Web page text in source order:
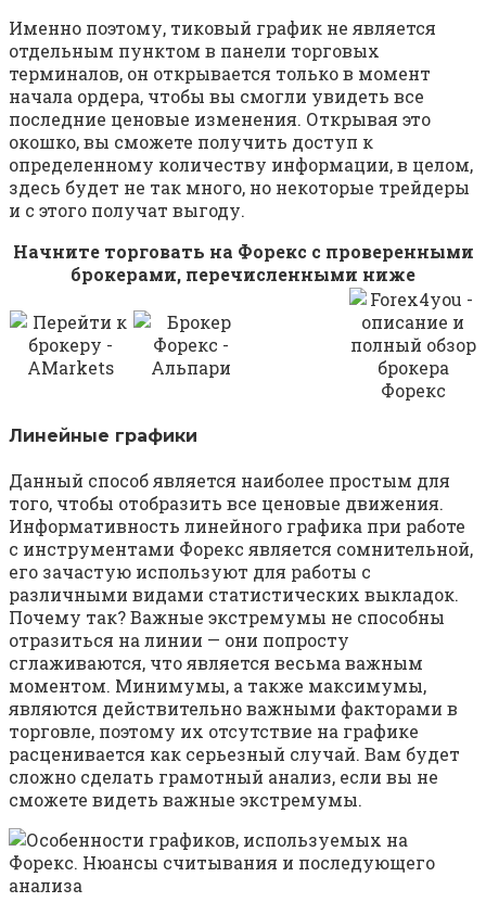
Именно поэтому, тиковый график не является
отдельным пунктом в панели торговых
терминалов, он открывается только в момент
начала ордера, чтобы вы смогли увидеть все
последние ценовые изменения. Открывая это
окошко, вы сможете получить доступ к
определенному количеству информации, в целом,
здесь будет не так много, но некоторые трейдеры
и с этого получат выгоду.
Начните торговать на Форекс с проверенными
брокерами, перечисленными ниже
Линейные графики
Данный способ является наиболее простым для
того, чтобы отобразить все ценовые движения.
Информативность линейного графика при работе
с инструментами Форекс является сомнительной,
его зачастую используют для работы с
различными видами статистических выкладок.
Почему так? Важные экстремумы не способны
отразиться на линии — они попросту
сглаживаются, что является весьма важным
моментом. Минимумы, а также максимумы,
являются действительно важными факторами в
торговле, поэтому их отсутствие на графике
расценивается как серьезный случай. Вам будет
сложно сделать грамотный анализ, если вы не
сможете видеть важные экстремумы.